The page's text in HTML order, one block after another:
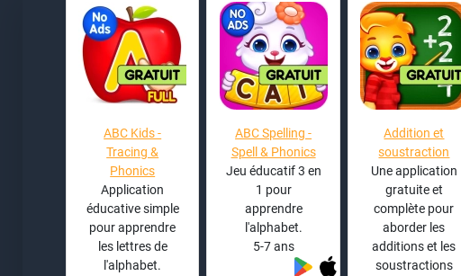
ABC Kids -
Tracing &
Phonics
Application
éducative simple
pour apprendre
les lettres de
l'alphabet.
ABC Spelling -
Spell & Phonics
Jeu éducatif 3 en
1 pour
apprendre
l'alphabet.
5-7 ans
Addition et
soustraction
Une application
gratuite et
complète pour
aborder les
additions et les
soustractions